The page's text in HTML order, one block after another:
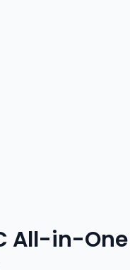
All-in-